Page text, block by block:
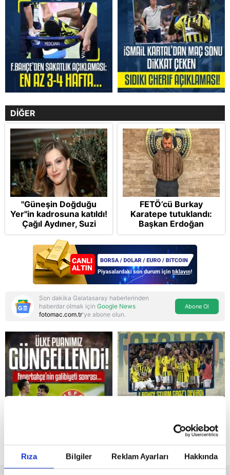
Rıza Bilgiler Reklam Ayarları Hakkında
Reddet
DİĞER
"Güneşin Doğduğu
Yer"in kadrosuna katıldı!
Çağıl Aydıner, Suzi
karakteriyle geliyor
FETÖ’cü Burkay
Karatepe tutuklandı:
Başkan Erdoğan
şikayetçi oldu! 5 suçtan
dava talebi
Son dakika Galatasaray haberlerinden
haberdar olmak için Google News
fotomac.com.tr'ye abone olun.
Abone Ol